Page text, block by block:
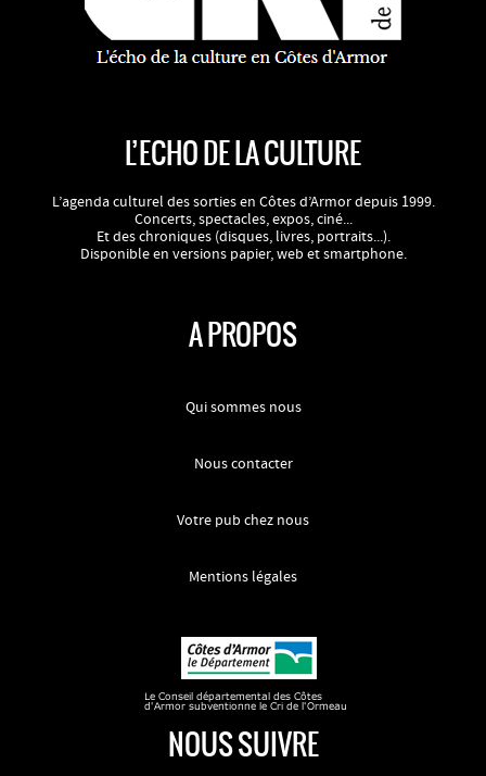
L’ECHO DE LA CULTURE
L’agenda culturel des sorties en Côtes d’Armor depuis 1999.
Concerts, spectacles, expos, ciné...
Et des chroniques (disques, livres, portraits...).
Disponible en versions papier, web et smartphone.
A PROPOS
Qui sommes nous
Nous contacter
Votre pub chez nous
Mentions légales
NOUS SUIVRE